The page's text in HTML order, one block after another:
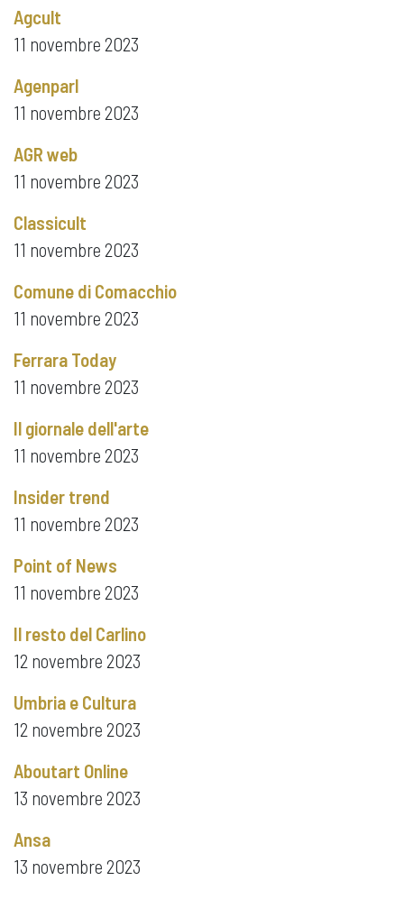
Agcult
11 novembre 2023
Agenparl
11 novembre 2023
AGR web
11 novembre 2023
Classicult
11 novembre 2023
Comune di Comacchio
11 novembre 2023
Ferrara Today
11 novembre 2023
Il giornale dell'arte
11 novembre 2023
Insider trend
11 novembre 2023
Point of News
11 novembre 2023
Il resto del Carlino
12 novembre 2023
Umbria e Cultura
12 novembre 2023
Aboutart Online
13 novembre 2023
Ansa
13 novembre 2023